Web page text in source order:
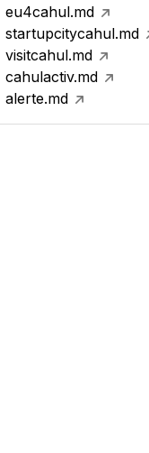
eu4cahul.md
startupcitycahul.md
visitcahul.md
cahulactiv.md
alerte.md